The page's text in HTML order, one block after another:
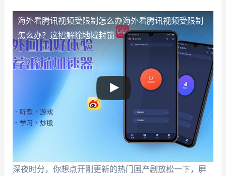
海外看腾讯视频受限制怎么办海外看腾讯视频受限制
怎么办？这招解除地域封锁
深夜时分，你想点开刚更新的热门国产剧放松一下，屏